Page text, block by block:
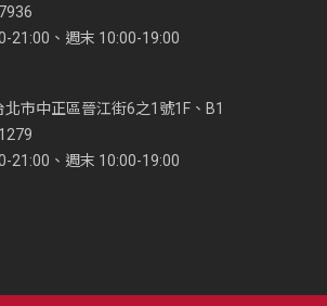
21:00、週末 10:00-19:00
市中正區晉江街6之1號1F、B1
21:00、週末 10:00-19:00